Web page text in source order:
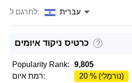
לתרגם ל:
עברית
כרטיס ניקוד איומים ?
Popularity Rank:
9,805
רמת איום:
20 % (נוֹרמָלִי)